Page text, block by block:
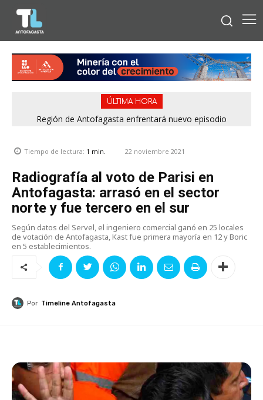
ÚLTIMA HORA
Región de Antofagasta enfrentará nuevo episodio
Bipay explica: Así funciona el pago con tarjetas bancarias en
Tiempo de lectura: 1 min. 22 noviembre 2021
Radiografía al voto de Parisi en
Antofagasta: arrasó en el sector
norte y fue tercero en el sur
Según datos del Servel, el ingeniero comercial ganó en 25 locales
de votación de Antofagasta, Kast fue primera mayoría en 12 y Boric
en 5 establecimientos.
Por Timeline Antofagasta